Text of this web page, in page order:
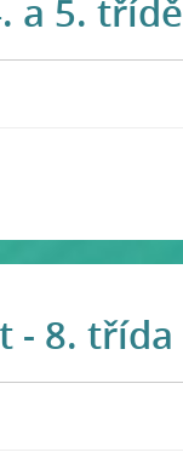
a 5. třídě
- 8. třída